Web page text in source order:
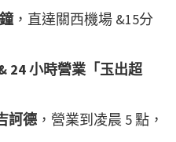
，直達關西機場 &15分
24 小時營業「玉出超
訶德 ，營業到凌晨 5 點，